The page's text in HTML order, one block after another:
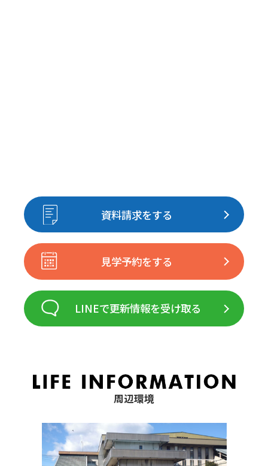
資料請求をする
見学予約をする
LINEで更新情報を受け取る
周辺環境